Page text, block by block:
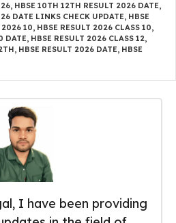
, HBSE 10TH 12TH RESULT 2026 DATE,
DATE LINKS CHECK UPDATE, HBSE
2026 10, HBSE RESULT 2026 CLASS 10,
DATE, HBSE RESULT 2026 CLASS 12,
, HBSE RESULT 2026 DATE, HBSE
I have been providing